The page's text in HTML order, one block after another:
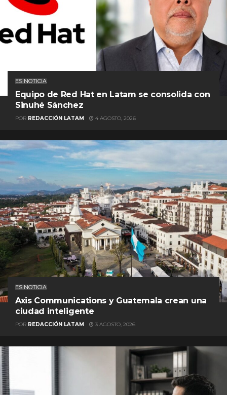
ES NOTICIA
Equipo de Red Hat en Latam se consolida con
Sinuhé Sánchez
POR REDACCIÓN LATAM 4 AGOSTO, 2026
ES NOTICIA
Axis Communications y Guatemala crean una
ciudad inteligente
POR REDACCIÓN LATAM 3 AGOSTO, 2026